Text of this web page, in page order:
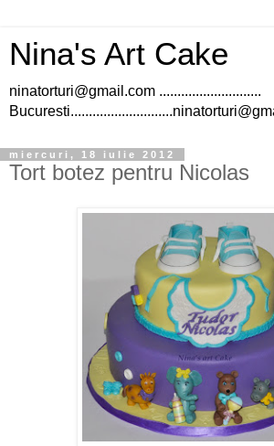
Nina's Art Cake
ninatorturi@gmail.com ............................
miercuri, 18 iulie 2012
Tort botez pentru Nicolas